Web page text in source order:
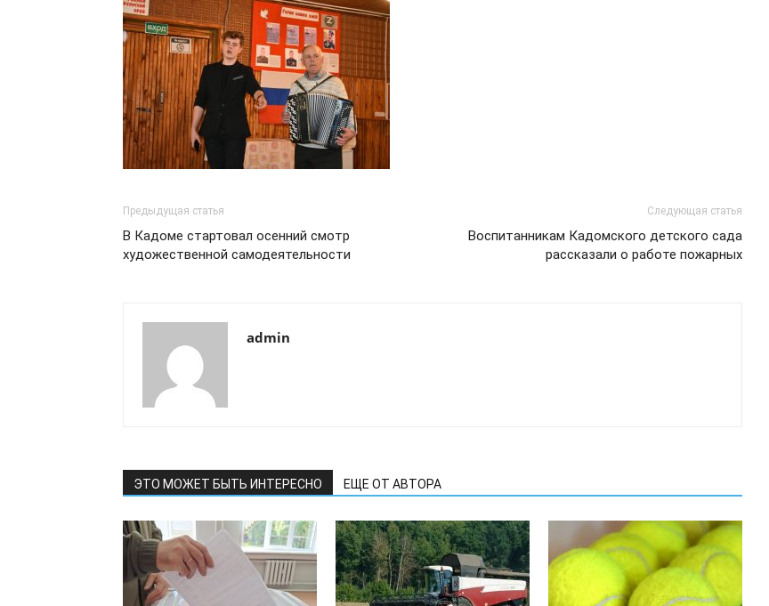
Предыдущая статья
В Кадоме стартовал осенний смотр
художественной самодеятельности
Следующая статья
Воспитанникам Кадомского детского сада
рассказали о работе пожарных
admin
ЭТО МОЖЕТ БЫТЬ ИНТЕРЕСНО ЕЩЕ ОТ АВТОРА